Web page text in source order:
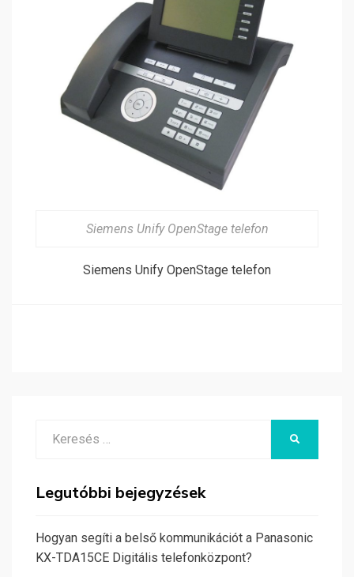
Siemens Unify OpenStage telefon
Siemens Unify OpenStage telefon
Legutóbbi bejegyzések
Hogyan segíti a belső kommunikációt a Panasonic
KX-TDA15CE Digitális telefonközpont?